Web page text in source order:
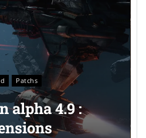
Patchs
alpha 4.9 :